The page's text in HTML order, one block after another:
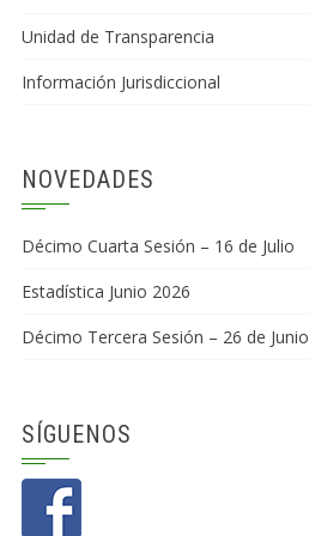
Unidad de Transparencia
Información Jurisdiccional
NOVEDADES
Décimo Cuarta Sesión – 16 de Julio
Estadística Junio 2026
Décimo Tercera Sesión – 26 de Junio
SÍGUENOS